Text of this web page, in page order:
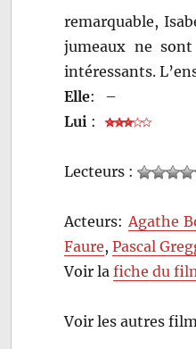
remarquable,
jumeaux ne
intéressants.
Elle:
–
Lui :
Lecteurs :
Acteurs: Agathe
Faure,Pascal
Voir lafiche du
Voir les autres